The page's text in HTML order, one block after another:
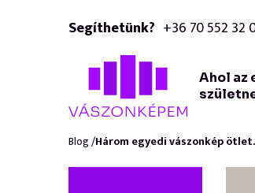
Segíthetünk? +36 70 552 32
Ahol az
Blog /Három egyedi vászonkép ötlet.